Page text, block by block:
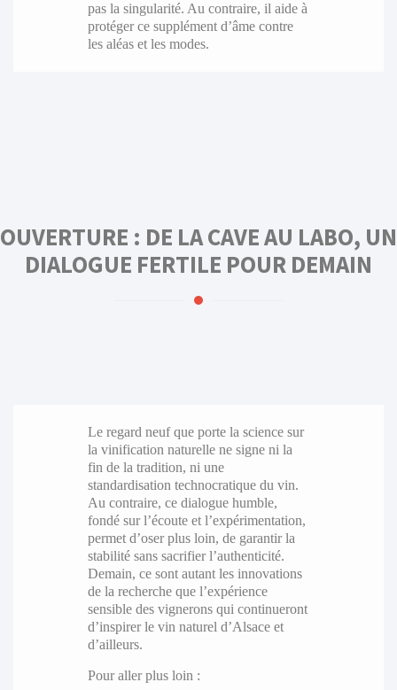
pas la singularité. Au contraire, il aide à
protéger ce supplément d’âme contre
les aléas et les modes.
OUVERTURE : DE LA CAVE AU LABO, UN
DIALOGUE FERTILE POUR DEMAIN
Le regard neuf que porte la science sur
la vinification naturelle ne signe ni la
fin de la tradition, ni une
standardisation technocratique du vin.
Au contraire, ce dialogue humble,
fondé sur l’écoute et l’expérimentation,
permet d’oser plus loin, de garantir la
stabilité sans sacrifier l’authenticité.
Demain, ce sont autant les innovations
de la recherche que l’expérience
sensible des vignerons qui continueront
d’inspirer le vin naturel d’Alsace et
d’ailleurs.
Pour aller plus loin :